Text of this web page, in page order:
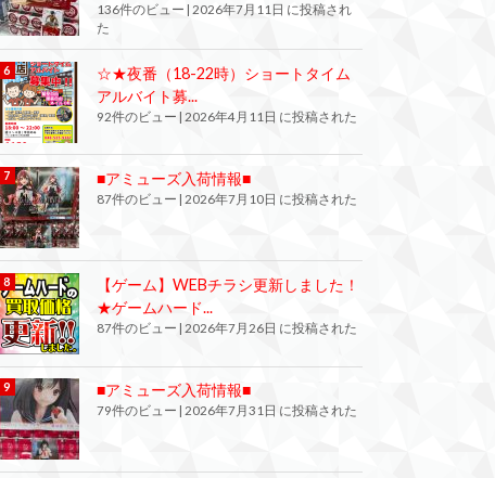
136件のビュー | 2026年7月11日 に投稿され
た
☆★夜番（18-22時）ショートタイム
アルバイト募...
92件のビュー | 2026年4月11日 に投稿された
■アミューズ入荷情報■
87件のビュー 2026年7月10日 に投稿された
【ゲーム】WEBチラシ更新しました！
★ゲームハード...
87件のビュー | 2026年7月26日 に投稿された
■アミューズ入荷情報■
79件のビュー 2026年7月31日 に投稿された